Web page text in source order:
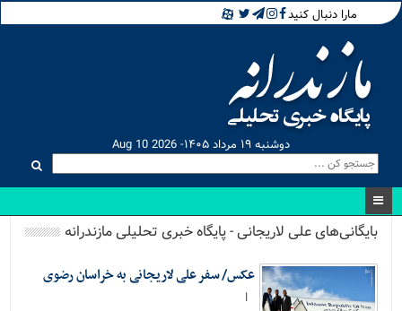
مارا دنبال کنید
دوشنبه ۱۹ مرداد ۱۴۰۵- Aug 10 2026
بایگانی‌های علی لاریجانی - پایگاه خبری تحلیلی مازندرانه
عکس/ سفر علی لاریجانی به خراسان رضوی
ا